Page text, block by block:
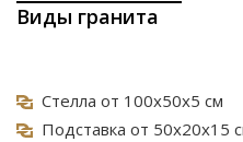
Виды гранита
Стелла от 100х50х5 см
Подставка от 50х20х15